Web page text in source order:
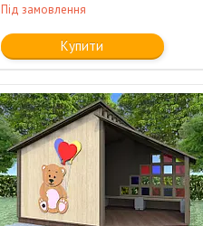
Під замовлення
Купити